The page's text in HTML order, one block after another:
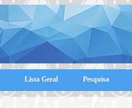
Lista Geral Pesquisa